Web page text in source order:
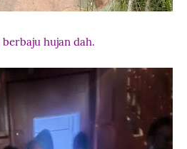
berbaju hujan dah.